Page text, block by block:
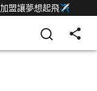
加盟讓夢想起飛✈